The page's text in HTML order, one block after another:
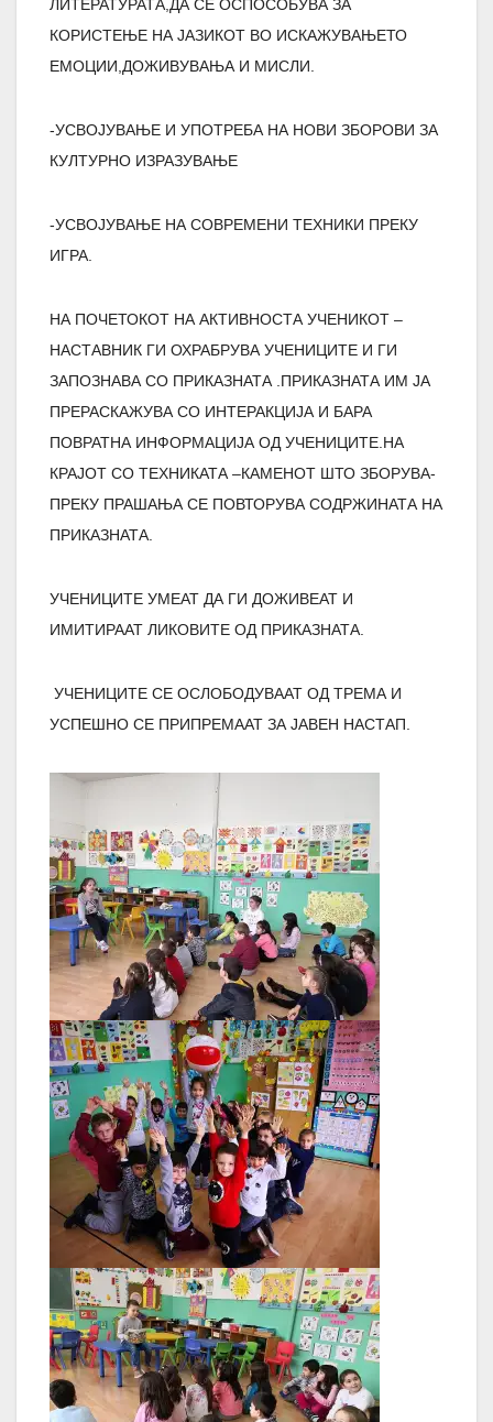
ЛИТЕРАТУРАТА,ДА СЕ ОСПОСОБУВА ЗА
КОРИСТЕЊЕ НА ЈАЗИКОТ ВО ИСКАЖУВАЊЕТО
ЕМОЦИИ,ДОЖИВУВАЊА И МИСЛИ.
-УСВОЈУВАЊЕ И УПОТРЕБА НА НОВИ ЗБОРОВИ ЗА
КУЛТУРНО ИЗРАЗУВАЊЕ
-УСВОЈУВАЊЕ НА СОВРЕМЕНИ ТЕХНИКИ ПРЕКУ
ИГРА.
НА ПОЧЕТОКОТ НА АКТИВНОСТА УЧЕНИКОТ –
НАСТАВНИК ГИ ОХРАБРУВА УЧЕНИЦИТЕ И ГИ
ЗАПОЗНАВА СО ПРИКАЗНАТА .ПРИКАЗНАТА ИМ ЈА
ПРЕРАСКАЖУВА СО ИНТЕРАКЦИЈА И БАРА
ПОВРАТНА ИНФОРМАЦИЈА ОД УЧЕНИЦИТЕ.НА
КРАЈОТ СО ТЕХНИКАТА –КАМЕНОТ ШТО ЗБОРУВА-
ПРЕКУ ПРАШАЊА СЕ ПОВТОРУВА СОДРЖИНАТА НА
ПРИКАЗНАТА.
УЧЕНИЦИТЕ УМЕАТ ДА ГИ ДОЖИВЕАТ И
ИМИТИРААТ ЛИКОВИТЕ ОД ПРИКАЗНАТА.
УЧЕНИЦИТЕ СЕ ОСЛОБОДУВААТ ОД ТРЕМА И
УСПЕШНО СЕ ПРИПРЕМААТ ЗА ЈАВЕН НАСТАП.